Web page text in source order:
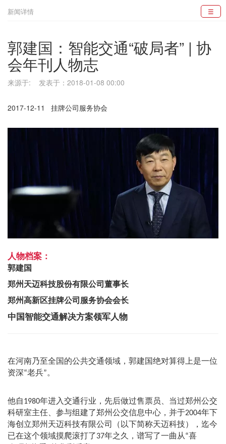
新闻详情 ☰
郭建国：智能交通“破局者” | 协
会年刊人物志
来源于: 发表于：2018-01-08 00:00
2017-12-11 挂牌公司服务协会
人物档案：
郭建国
郑州天迈科技股份有限公司董事长
郑州高新区挂牌公司服务协会会长
中国智能交通解决方案领军人物
在河南乃至全国的公共交通领域，郭建国绝对算得上是一位
资深“老兵”。
他自1980年进入交通行业，先后做过售票员、当过郑州公交
科研室主任、参与组建了郑州公交信息中心，并于2004年下
海创立郑州天迈科技有限公司（以下简称天迈科技），迄今
已在这个领域摸爬滚打了37年之久，谱写了一曲从“喜